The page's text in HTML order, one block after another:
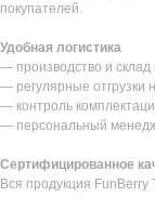
покупателей.
Удобная логистика
— производство и склад
— регулярные отгрузки
— контроль
— персональный
Сертифицированное
Вся продукция